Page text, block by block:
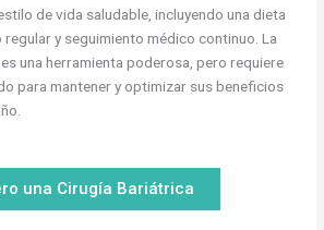
de vida saludable, incluyendo una dieta
y seguimiento médico continuo. La
es una herramienta poderosa, pero requiere
para mantener y optimizar sus beneficios
una Cirugía Bariátrica